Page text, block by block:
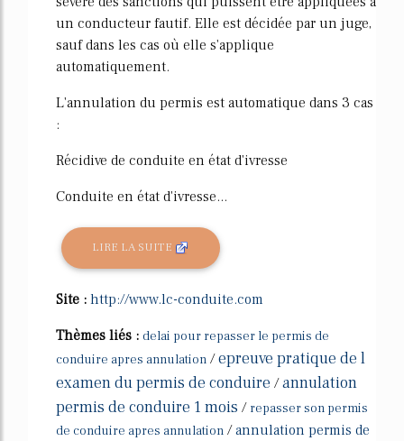
un conducteur fautif. Elle est décidée par un juge,
sauf dans les cas où elle s'applique
automatiquement.
L'annulation du permis est automatique dans 3 cas
:
Récidive de conduite en état d'ivresse
Conduite en état d'ivresse...
LIRE LA SUITE
Site : http://www.lc-conduite.com
Thèmes liés : delai pour repasser le permis de
conduire apres annulation /epreuve pratique de l
examen du permis de conduire /annulation
permis de conduire 1 mois / repasser son permis
de conduire apres annulation /annulation permis de